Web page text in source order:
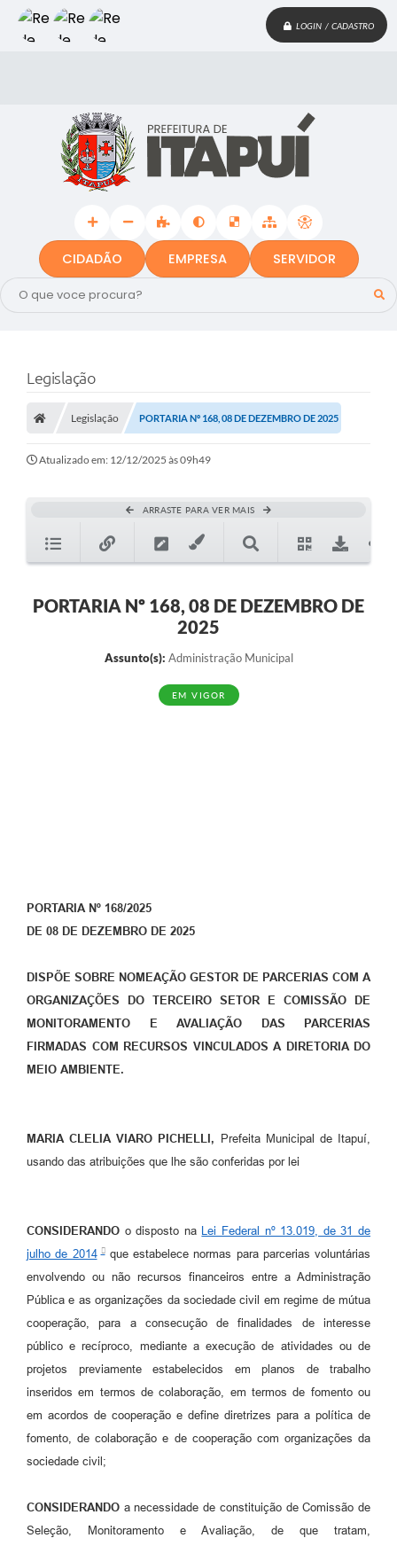
LOGIN / CADASTRO
CIDADÃO EMPRESA SERVIDOR
Legislação
Legislação PORTARIA Nº 168, 08 DE DEZEMBRO DE 2025
Atualizado em: 12/12/2025 às 09h49
ARRASTE PARA VER MAIS
PORTARIA Nº 168, 08 DE DEZEMBRO DE
2025
Assunto(s): Administração Municipal
EM VIGOR
PORTARIA Nº 168/2025
DE 08 DE DEZEMBRO DE 2025
DISPÕE SOBRE NOMEAÇÃO GESTOR DE PARCERIAS COM A
ORGANIZAÇÕES DO TERCEIRO SETOR E COMISSÃO DE
MONITORAMENTO E AVALIAÇÃO DAS PARCERIAS
FIRMADAS COM RECURSOS VINCULADOS A DIRETORIA DO
MEIO AMBIENTE.
MARIA CLELIA VIARO PICHELLI,
Prefeita Municipal de Itapuí,
usando das atribuições que lhe são conferidas por lei
CONSIDERANDO o disposto na
Lei Federal nº 13.019, de 31 de
julho de 2014 que estabelece normas para parcerias voluntárias
envolvendo ou não recursos financeiros entre a Administração
Pública e as organizações da sociedade civil em regime de mútua
cooperação, para a consecução de finalidades de interesse
público e recíproco, mediante a execução de atividades ou de
projetos previamente estabelecidos em planos de trabalho
inseridos em termos de colaboração, em termos de fomento ou
em acordos de cooperação e define diretrizes para a política de
fomento, de colaboração e de cooperação com organizações da
sociedade civil;
CONSIDERANDO a necessidade de constituição de Comissão de
Seleção, Monitoramento e Avaliação, de que tratam,